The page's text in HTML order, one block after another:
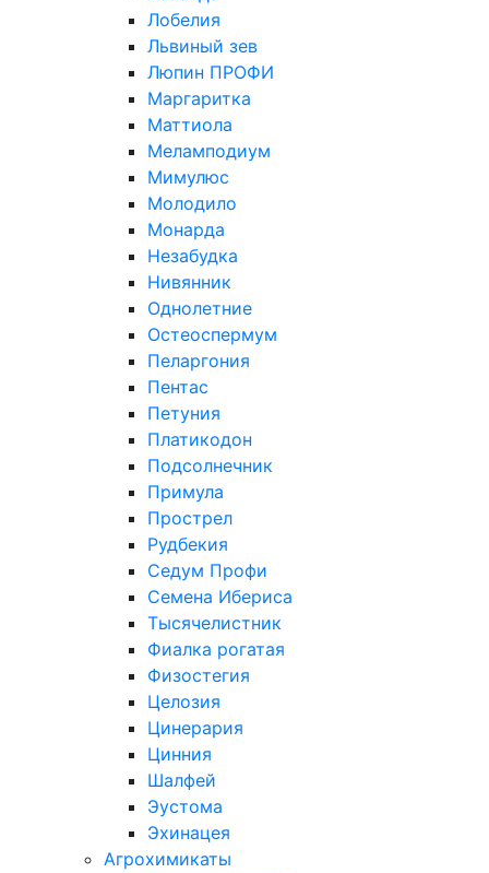
Лобелия
Львиный зев
Люпин ПРОФИ
Маргаритка
Маттиола
Меламподиум
Мимулюс
Молодило
Монарда
Незабудка
Нивянник
Однолетние
Остеоспермум
Пеларгония
Пентас
Петуния
Платикодон
Подсолнечник
Примула
Прострел
Рудбекия
Седум Профи
Семена Ибериса
Тысячелистник
Фиалка рогатая
Физостегия
Целозия
Цинерария
Цинния
Шалфей
Эустома
Эхинацея
Агрохимикаты